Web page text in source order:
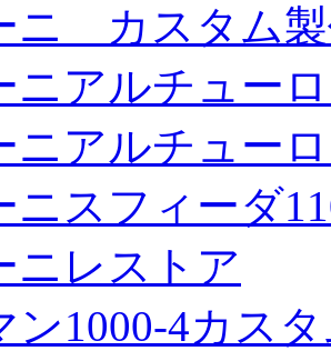
ニ カスタム
ニアルチュー
ニアルチュー
ニスフィーダ
ニレストア
ン1000-4カス